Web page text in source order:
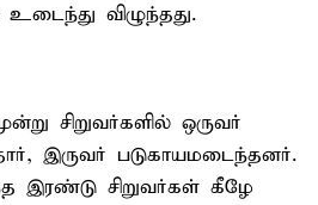
விழுந்தது.
சிறுவர்களில் ஒருவர்
இருவர் படுகாயமடைந்தனர்.
இரண்டு சிறுவர்கள் கீழே